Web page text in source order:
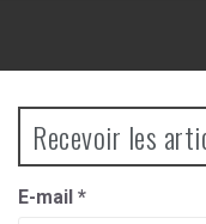
Recevoir les
E-mail *